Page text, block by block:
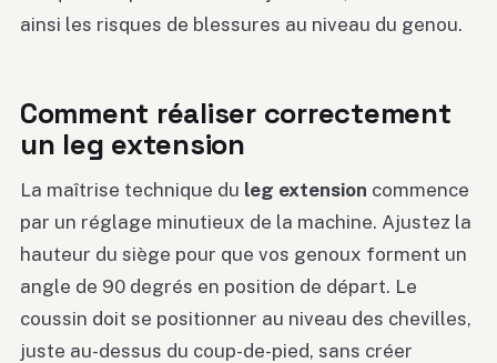
ainsi les risques de blessures au niveau du genou.
Comment réaliser correctement
un leg extension
La maîtrise technique du leg extension commence
par un réglage minutieux de la machine. Ajustez la
hauteur du siège pour que vos genoux forment un
angle de 90 degrés en position de départ. Le
coussin doit se positionner au niveau des chevilles,
juste au-dessus du coup-de-pied, sans créer